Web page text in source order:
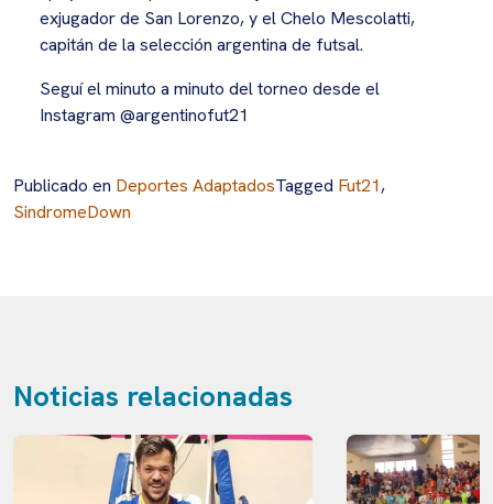
exjugador de San Lorenzo, y el Chelo Mescolatti,
capitán de la selección argentina de futsal.
Seguí el minuto a minuto del torneo desde el
Instagram @argentinofut21
Publicado en Deportes AdaptadosTagged Fut21,
SindromeDown
Noticias relacionadas